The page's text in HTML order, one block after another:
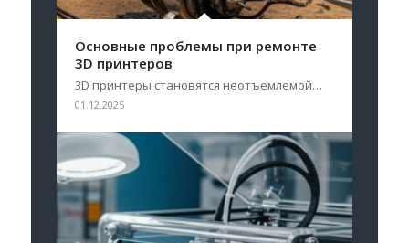
Основные проблемы при ремонте
3D принтеров
3D принтеры становятся неотъемлемой…
01.12.2025